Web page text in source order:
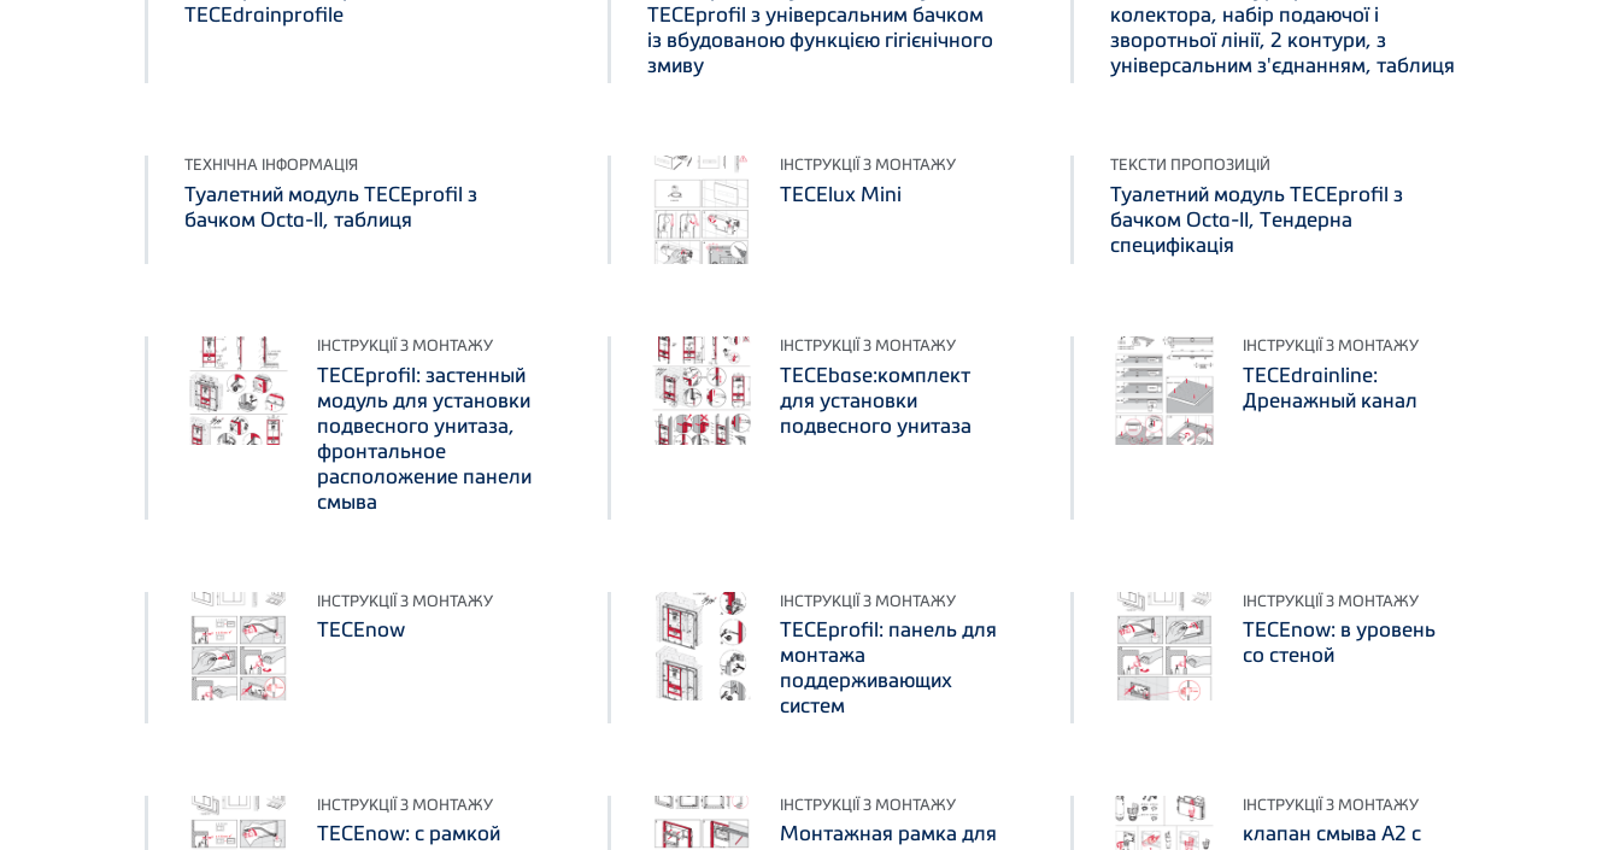
TECEdrainprofile
TECEprofil з універсальним бачком
із вбудованою функцією гігієнічного
змиву
колектора, набір подаючої і
зворотньої лінії, 2 контури, з
універсальним з'єднанням, таблиця
ТЕХНІЧНА ІНФОРМАЦІЯ
Туалетний модуль TECEprofil з
бачком Octa-II, таблиця
ІНСТРУКЦІЇ З МОНТАЖУ
TECElux Mini
ТЕКСТИ ПРОПОЗИЦІЙ
Туалетний модуль TECEprofil з
бачком Octa-II, Тендерна
специфікація
ІНСТРУКЦІЇ З МОНТАЖУ
TECEprofil: застенный
модуль для установки
подвесного унитаза,
фронтальное
расположение панели
смыва
ІНСТРУКЦІЇ З МОНТАЖУ
TECEbase:комплект
для установки
подвесного унитаза
ІНСТРУКЦІЇ З МОНТАЖУ
TECEdrainline:
Дренажный канал
ІНСТРУКЦІЇ З МОНТАЖУ
TECEnow
ІНСТРУКЦІЇ З МОНТАЖУ
TECEprofil: панель для
монтажа
поддерживающих
систем
ІНСТРУКЦІЇ З МОНТАЖУ
TECEnow: в уровень
со стеной
ІНСТРУКЦІЇ З МОНТАЖУ
TECEnow: с рамкой
ІНСТРУКЦІЇ З МОНТАЖУ
Монтажная рамка для
ІНСТРУКЦІЇ З МОНТАЖУ
клапан смыва А2 с